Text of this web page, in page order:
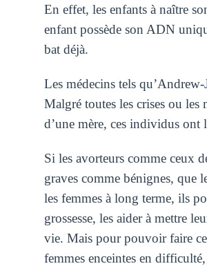
En effet, les enfants à naître
enfant possède son ADN
bat déjà.
Les médecins tels
Malgré toutes les crises ou
d’une mère, ces individus ont
Si les avorteurs comme ceux
graves comme bénignes, que
les femmes à long terme, ils
grossesse, les aider à mettre
vie. Mais pour pouvoir faire
femmes enceintes en